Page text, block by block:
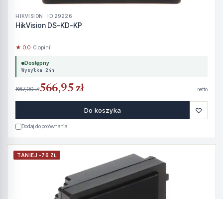
HIKVISION · ID 29226
HikVision DS-KD-KP
★ 0.0· 0 opinii
Dostępny
Wysyłka 24h
667,00 zł566,95 zł netto
Do koszyka ♡
Dodaj do porównania
TANIEJ -76 ZŁ